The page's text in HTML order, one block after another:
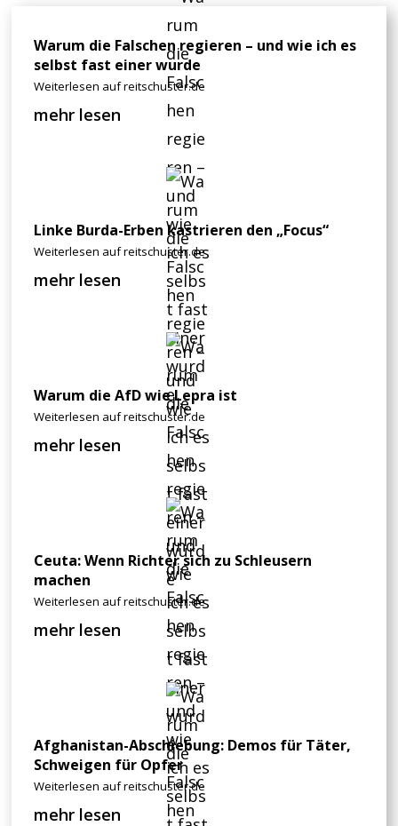
Warum die Falschen regieren – und wie ich es
selbst fast einer wurde
Weiterlesen auf reitschuster.de
mehr lesen
Linke Burda-Erben kastrieren den „Focus“
Weiterlesen auf reitschuster.de
mehr lesen
Warum die AfD wie Lepra ist
Weiterlesen auf reitschuster.de
mehr lesen
Ceuta: Wenn Richter sich zu Schleusern
machen
Weiterlesen auf reitschuster.de
mehr lesen
Afghanistan-Abschiebung: Demos für Täter,
Schweigen für Opfer
Weiterlesen auf reitschuster.de
mehr lesen